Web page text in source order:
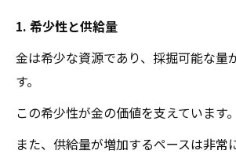
1. 希少性と供給量
金は希少な資源であり、採掘可能な量
す。
この希少性が金の価値を支えています。
また、供給量が増加するペースは非常